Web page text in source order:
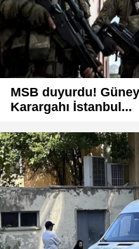
MSB duyurdu!
Karargahı İstanbul...